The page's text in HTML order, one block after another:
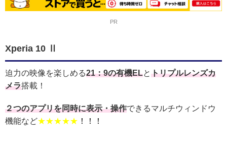
PR
Xperia 10 Ⅱ
迫力の映像を楽しめる21：9の有機ELとトリプルレンズカ
メラ搭載！
２つのアプリを同時に表示・操作できるマルチウィンドウ
機能など★★★★★ ！！！